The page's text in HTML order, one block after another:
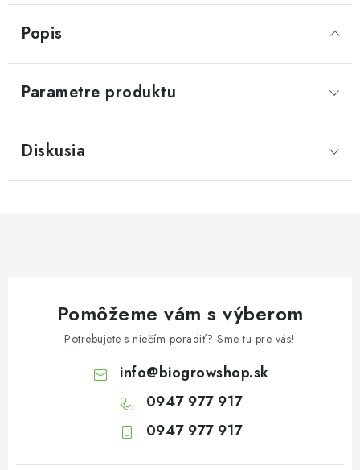
Popis
Parametre produktu
Diskusia
Pomôžeme vám s výberom
Potrebujete s niečím poradiť? Sme tu pre vás!
info@biogrowshop.sk
0947 977 917
0947 977 917